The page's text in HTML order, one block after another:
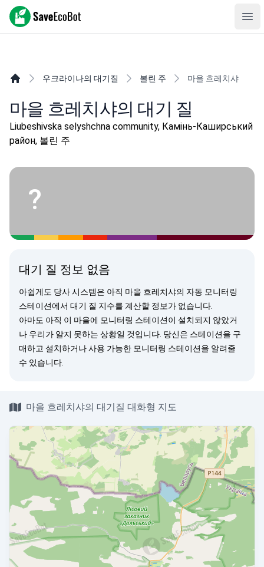
SaveEcoBot
우크라이나의 대기질 볼린 주 마을 흐레치샤
마을 흐레치샤의 대기 질
Liubeshivska selyshchna community, Камінь-Каширський
район, 볼린 주
?
대기 질 정보 없음
아쉽게도 당사 시스템은 아직 마을 흐레치샤의 자동 모니터링
스테이션에서 대기 질 지수를 계산할 정보가 없습니다.
아마도 아직 이 마을에 모니터링 스테이션이 설치되지 않았거
나 우리가 알지 못하는 상황일 것입니다. 당신은 스테이션을 구
매하고 설치하거나 사용 가능한 모니터링 스테이션을 알려줄
수 있습니다.
마을 흐레치샤의 대기질 대화형 지도